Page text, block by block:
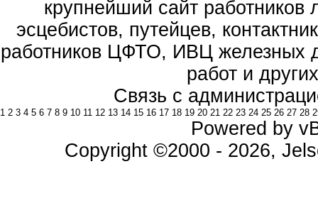
крупнейший сайт работников
эсцебистов, путейцев,
работников ЦФТО, ИВЦ железных
работ и
Связь с
1 2 3 4 5 6 7 8 9 10 11 12 13 14 15 16 17 18 19 20 21 22 23 24 25 26 27 28
Powered by
Copyright ©2000 - 2026,